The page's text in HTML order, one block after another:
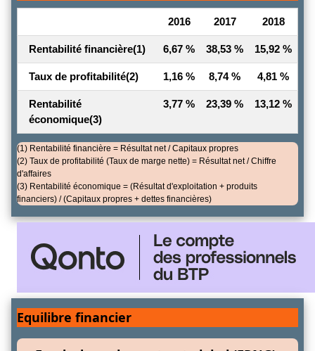
2016 2017 2018
Rentabilité financière(1) 6,67 % 38,53 % 15,92 %
Taux de profitabilité(2) 1,16 % 8,74 % 4,81 %
Rentabilité
économique(3)
3,77 % 23,39 % 13,12 %
(1) Rentabilité financière = Résultat net / Capitaux propres
(2) Taux de profitabilité (Taux de marge nette) = Résultat net / Chiffre
d'affaires
(3) Rentabilité économique = (Résultat d'exploitation + produits
financiers) / (Capitaux propres + dettes financières)
Equilibre financier